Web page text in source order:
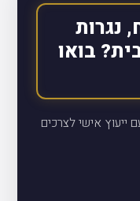
נגרות
בואו
ייעוץ אישי לצרכים